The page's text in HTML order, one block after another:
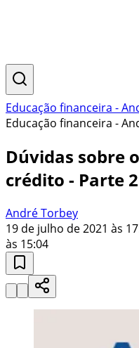
Educação financeira -
Educação financeira -
Dúvidas sobre
crédito - Parte 2
André Torbey
19 de julho de 2021 às
às 15:04